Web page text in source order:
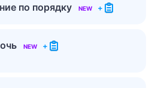
по порядку
NEW +
NEW +